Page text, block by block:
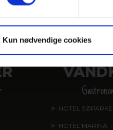
Kun nødvendige cookies
HOTEL
HOTEL MARINA